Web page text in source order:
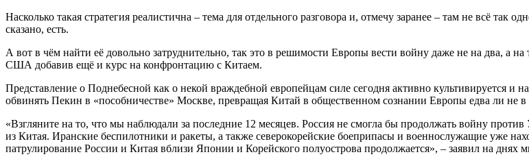
Насколько такая стратегия реалистична – тема для отдельного разговора и, отмечу заранее – там не всё
сказано, есть.
А вот в чём найти её довольно затруднительно, так это в решимости Европы вести войну даже не на два, а
США добавив ещё и курс на конфронтацию с Китаем.
Представление о Поднебесной как о некой враждебной европейцам силе сегодня активно культивируется и
обвинять Пекин в «пособничестве» Москве, превращая Китай в общественном сознании Европы едва ли не в
«Взгляните на то, что мы наблюдали за последние 12 месяцев. Россия не смогла бы продолжать войну
из Китая. Иранские беспилотники и ракеты, а также северокорейские боеприпасы и военнослужащие уже
патрулирование России и Китая вблизи Японии и Корейского полуострова продолжается», – заявил на днях